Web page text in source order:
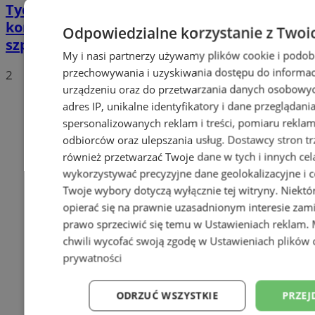
Tychy: Bitcoiny i Fundacja TVS walczą z
koronawirusem. Ogromna darowizna dla
szpitala
2
Odpowiedzialne korzystanie z
My i nasi partnerzy używamy plików cookie i
przechowywania i uzyskiwania dostępu do
urządzeniu oraz do przetwarzania danych
adres IP, unikalne identyfikatory i dane
spersonalizowanych reklam i treści, pomiaru
odbiorców oraz ulepszania usług. Dostawcy stron
również przetwarzać Twoje dane w tych i innych
wykorzystywać precyzyjne dane geolokalizacyjne i
Twoje wybory dotyczą wyłącznie tej witryny.
opierać się na prawnie uzasadnionym interesie
prawo sprzeciwić się temu w Ustawieniach reklam.
chwili wycofać swoją zgodę w Ustawieniach plików
prywatności
ODRZUĆ WSZYSTKIE